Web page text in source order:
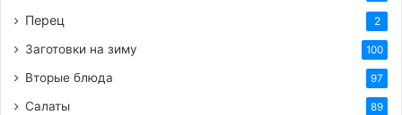
Перец 2
Заготовки на зиму 100
Вторые блюда 97
Салаты 89